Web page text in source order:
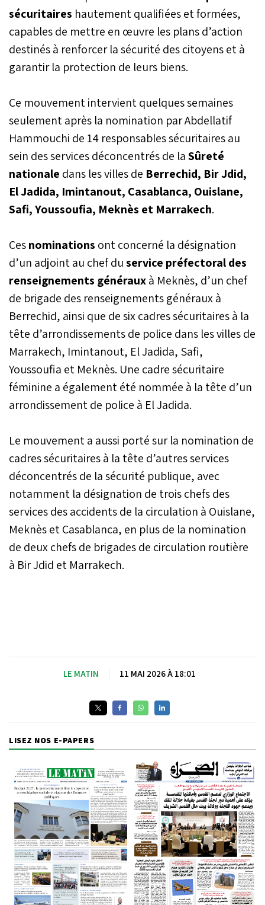
(DGST).
sécuritaires hautement qualifiées et formées,
capables de mettre en œuvre les plans d’action
destinés à renforcer la sécurité des citoyens et à
garantir la protection de leurs biens.
Ce mouvement intervient quelques semaines
seulement après la nomination par Abdellatif
Hammouchi de 14 responsables sécuritaires au
sein des services déconcentrés de laSûreté
nationale dans les villes de Berrechid, Bir Jdid,
El Jadida, Imintanout, Casablanca, Ouislane,
Safi, Youssoufia, Meknès et Marrakech.
Cesnominations ont concerné la désignation
d’un adjoint au chef duservice préfectoral des
renseignements générauxà Meknès, d’un chef
de brigade des renseignements généraux à
Berrechid, ainsi que de six cadres sécuritaires à la
tête d’arrondissements de police dans les villes de
Marrakech, Imintanout, El Jadida, Safi,
Youssoufia et Meknès. Une cadre sécuritaire
féminine a également été nommée à la tête d’un
arrondissement de police à El Jadida.
Le mouvement a aussi porté sur la nomination de
cadres sécuritaires à la tête d’autres services
déconcentrés de la sécurité publique, avec
notamment la désignation de trois chefs des
services des accidents de la circulation à Ouislane,
Meknès et Casablanca, en plus de la nomination
de deux chefs de brigades de circulation routière
à Bir Jdid et Marrakech.
LE MATIN 11 MAI 2026 À 18:01
LISEZ NOS E-PAPERS